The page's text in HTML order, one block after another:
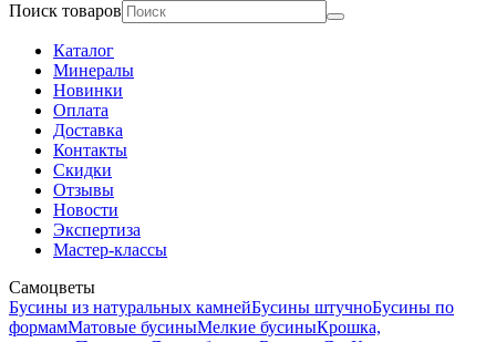
Поиск товаров
Каталог
Минералы
Новинки
Оплата
Доставка
Контакты
Скидки
Отзывы
Новости
Экспертиза
Мастер-классы
Самоцветы
Бусины из натуральных камнейБусины штучноБусины по
формамМатовые бусиныМелкие бусиныКрошка,